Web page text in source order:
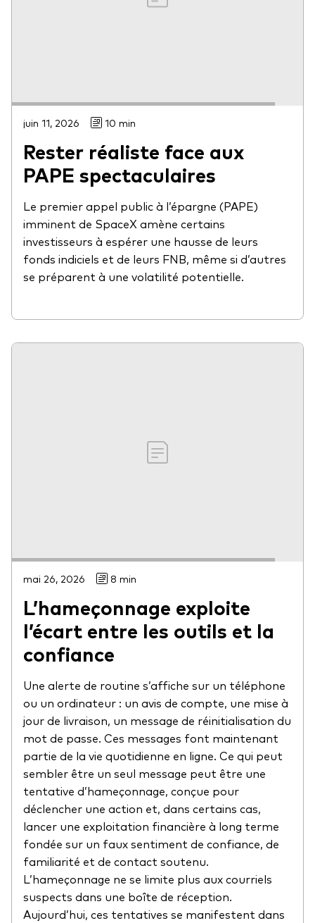
juin 11, 2026 10 min
Rester réaliste face aux
PAPE spectaculaires
Le premier appel public à l’épargne (PAPE)
imminent de SpaceX amène certains
investisseurs à espérer une hausse de leurs
fonds indiciels et de leurs FNB, même si d’autres
se préparent à une volatilité potentielle.
mai 26, 2026 8 min
L’hameçonnage exploite
l’écart entre les outils et la
confiance
Une alerte de routine s’affiche sur un téléphone
ou un ordinateur : un avis de compte, une mise à
jour de livraison, un message de réinitialisation du
mot de passe. Ces messages font maintenant
partie de la vie quotidienne en ligne. Ce qui peut
sembler être un seul message peut être une
tentative d’hameçonnage, conçue pour
déclencher une action et, dans certains cas,
lancer une exploitation financière à long terme
fondée sur un faux sentiment de confiance, de
familiarité et de contact soutenu.
L’hameçonnage ne se limite plus aux courriels
suspects dans une boîte de réception.
Aujourd’hui, ces tentatives se manifestent dans